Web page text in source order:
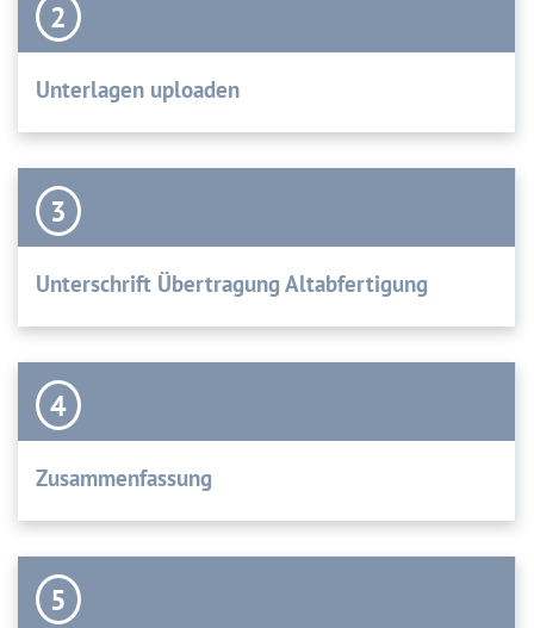
2
Unterlagen uploaden
3
Unterschrift Übertragung Altabfertigung
4
Zusammenfassung
5